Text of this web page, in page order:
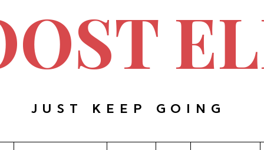
JUST KEEP GOING